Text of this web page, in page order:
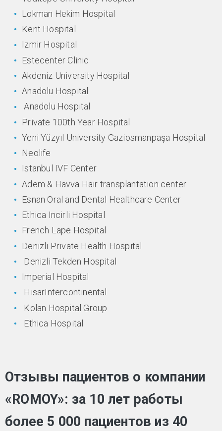
Lokman Hekim Hospital
Kent Hospital
Izmir Hospital
Estecenter Clinic
Akdeniz University Hospital
Anadolu Hospital
Anadolu Hospital
Private 100th Year Hospital
Yeni Yüzyıl University Gaziosmanpaşa Hospital
Neolife
Istanbul IVF Center
Adem & Havva Hair transplantation center
Esnan Oral and Dental Healthcare Center
Ethica Incirli Hospital
French Lape Hospital
Denizli Private Health Hospital
Denizli Tekden Hospital
Imperial Hospital
HisarIntercontinental
Kolan Hospital Group
Ethica Hospital
Отзывы пациентов о компании
«ROMOY»: за 10 лет работы
более 5 000 пациентов из 40